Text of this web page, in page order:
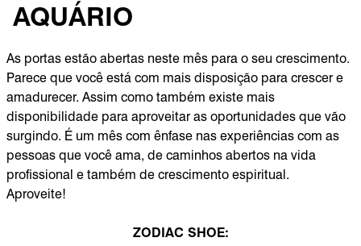
AQUÁRIO
As portas estão abertas neste mês para o seu crescimento.
Parece que você está com mais disposição para crescer e
amadurecer. Assim como também existe mais
disponibilidade para aproveitar as oportunidades que vão
surgindo. É um mês com ênfase nas experiências com as
pessoas que você ama, de caminhos abertos na vida
profissional e também de crescimento espiritual.
Aproveite!
ZODIAC SHOE: